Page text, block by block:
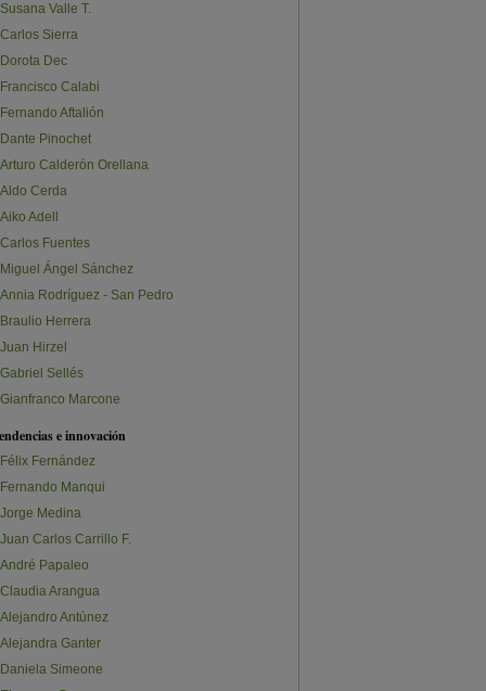
Susana Valle T.
Carlos Sierra
Dorota Dec
Francisco Calabi
Fernando Aftalión
Dante Pinochet
Arturo Calderón Orellana
Aldo Cerda
Aiko Adell
Carlos Fuentes
Miguel Ángel Sánchez
Annia Rodríguez - San Pedro
Braulio Herrera
Juan Hirzel
Gabriel Sellés
Gianfranco Marcone
e innovación
Félix Fernández
Fernando Manqui
Jorge Medina
Juan Carlos Carrillo F.
André Papaleo
Claudia Arangua
Alejandro Antúnez
Alejandra Ganter
Daniela Simeone